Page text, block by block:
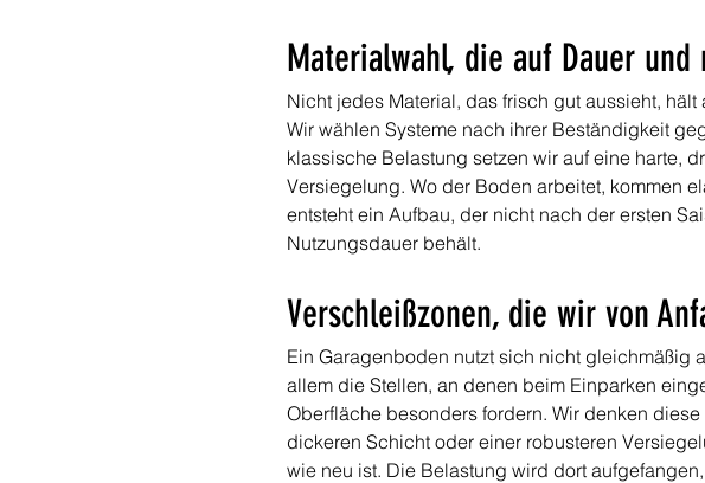
Materialwahl, die auf Dauer
Nicht jedes Material, das frisch gut aussieht,
Wir wählen Systeme nach ihrer Beständigkeit
klassische Belastung setzen wir auf eine harte,
Versiegelung. Wo der Boden arbeitet, kommen
entsteht ein Aufbau, der nicht nach der ersten
Nutzungsdauer behält.
Verschleißzonen, die wir von
Ein Garagenboden nutzt sich nicht gleichmäßig
allem die Stellen, an denen beim Einparken
Oberfläche besonders fordern. Wir denken
dickeren Schicht oder einer robusteren
wie neu ist. Die Belastung wird dort